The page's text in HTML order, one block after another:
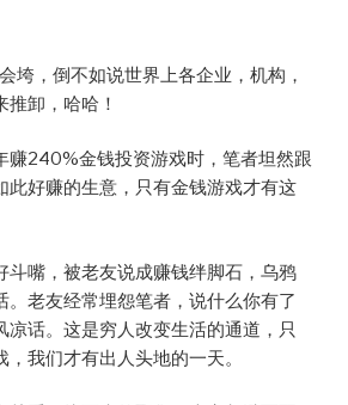
垮，倒不如说世界上各企业，机构，
卸，哈哈！
赚240%金钱投资游戏时，笔者坦然跟
此好赚的生意，只有金钱游戏才有这
斗嘴，被老友说成赚钱绊脚石，乌鸦
。老友经常埋怨笔者，说什么你有了
凉话。这是穷人改变生活的通道，只
我们才有出人头地的一天。